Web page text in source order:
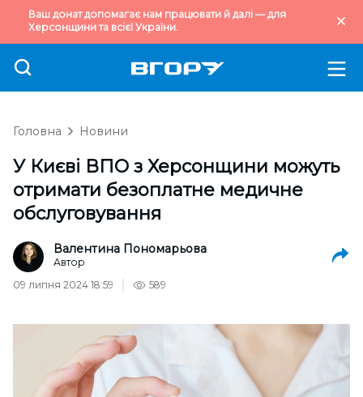
Ваш донат допомагає нам працювати й далі — для
Херсонщини та всієї України.
Головна Новини
У Києві ВПО з Херсонщини можуть
отримати безоплатне медичне
обслуговування
Валентина Пономарьова
Автор
09 липня 2024 18:59
589